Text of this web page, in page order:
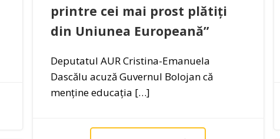
printre cei mai prost plătiți
din Uniunea Europeană”
Deputatul AUR Cristina-Emanuela
Dascălu acuză Guvernul Bolojan că
menține educația […]